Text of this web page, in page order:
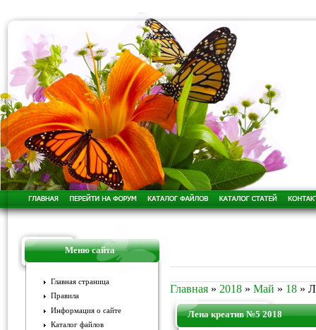
Меню сайта
Главная страница
Правила
Информация о сайте
Каталог файлов
Главная » 2018 » Май » 18 »
Лена креатив №5 2018